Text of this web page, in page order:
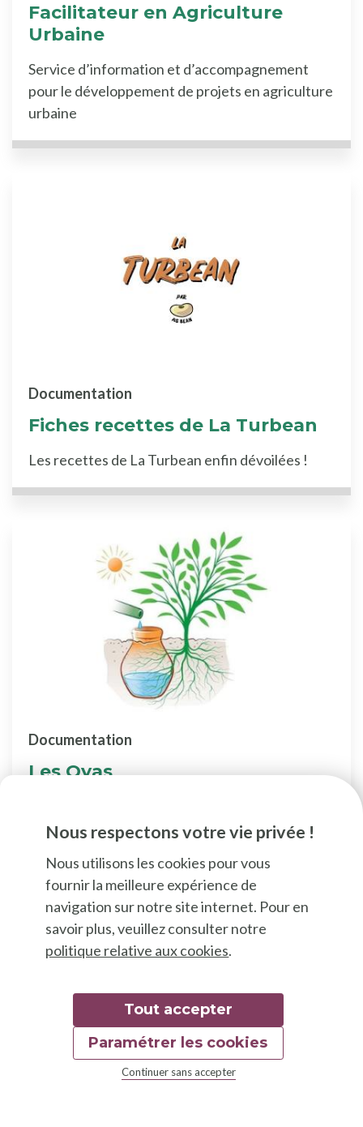
Nous respectons votre vie privée !
Nous utilisons les cookies pour vous
fournir la meilleure expérience de
navigation sur notre site internet. Pour en
savoir plus, veuillez consulter notre
politique relative aux cookies.
Tout accepter
Continuer sans accepter
Paramétrer les cookies
Facilitateur en Agriculture
Urbaine
Service d’information et d’accompagnement
pour le développement de projets en agriculture
urbaine
Fiches recettes de La Turbean
Documentation
Les recettes de La Turbean enfin dévoilées !
Les Oyas
Documentation
d’irrigation naturelles